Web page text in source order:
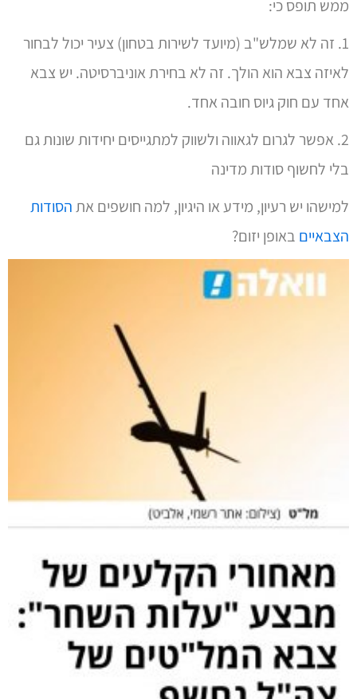
לאיזה צבא הוא הולך. זה לא בחירת אוניברסיטה. יש צבא
אחד עם חוק גיוס חובה אחד.
2. אפשר לגרום לגאווה ולשווק למתגייסים יחידות שונות גם
בלי לחשוף סודות מדינה
למישהו יש רעיון, מידע או היגיון, למה חושפים אתהסודות
הצבאייםבאופן יזום?
תמונה: צילום מסך מתוך אתר וואלה